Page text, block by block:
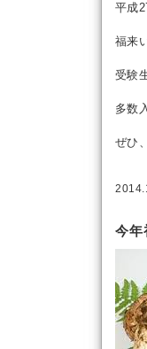
平成
福来
受験
多数
ぜひ
今年